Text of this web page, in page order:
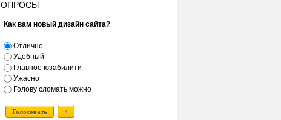
ОПРОСЫ
Как вам новый дизайн сайта?
Отлично
Удобный
Главное юзабилити
Ужасно
Голову сломать можно
Голосовать +